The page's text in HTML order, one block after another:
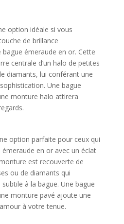
option idéale si vous
de brillance
émeraude en or. Cette
centrale d’un halo de petites
diamants, lui conférant une
Une bague
monture halo attirera
option parfaite pour ceux qui
en or avec un éclat
est recouverte de
ou de diamants qui
à la bague. Une bague
monture pavé ajoute une
à votre tenue.